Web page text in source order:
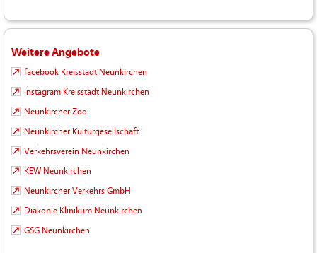
Weitere Angebote
facebook Kreisstadt Neunkirchen
Instagram Kreisstadt Neunkirchen
Neunkircher Zoo
Neunkircher Kulturgesellschaft
Verkehrsverein Neunkirchen
KEW Neunkirchen
Neunkircher Verkehrs GmbH
Diakonie Klinikum Neunkirchen
GSG Neunkirchen